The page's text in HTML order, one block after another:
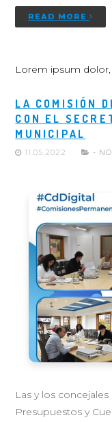
READ MORE
Lorem ipsum dolor,
LA COMISIÓN
CON EL
MUNICIPAL
11.05.2022 -
Las y los
Presupuestos y